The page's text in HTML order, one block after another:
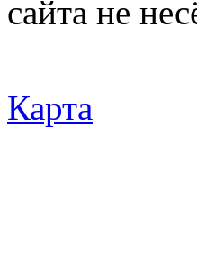
сайта не
Карта